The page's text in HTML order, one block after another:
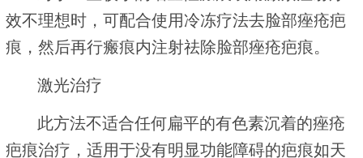
效不理想时，可配合使用冷冻疗法去脸部痤疮疤
痕，然后再行瘢痕内注射祛除脸部痤疮疤痕。
激光治疗
此方法不适合任何扁平的有色素沉着的痤疮
疤痕治疗，适用于没有明显功能障碍的疤痕如天